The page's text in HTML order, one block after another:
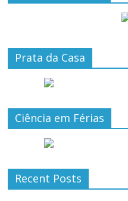
Prata da Casa
Ciência em Férias
Recent Posts